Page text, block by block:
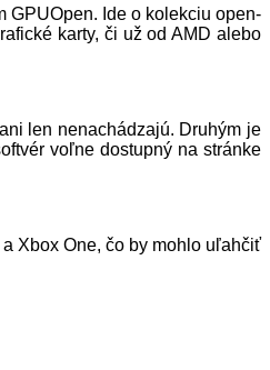
GPUOpen. Ide o kolekciu open-
karty, či už od AMD alebo
len nenachádzajú. Druhým je
voľne dostupný na stránke
Xbox One, čo by mohlo uľahčiť